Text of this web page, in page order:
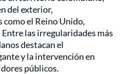
del exterior,
como el Reino Unido,
Entre las irregularidades más
destacan el
y la intervención en
públicos.